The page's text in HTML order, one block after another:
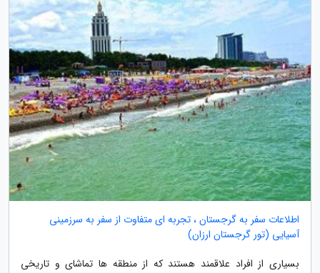
اطلاعات سفر به گرجستان ، تجربه ای متفاوت از سفر به سرزمینی
آسیایی (تور گرجستان ارزان)
بسیاری از افراد علاقمند هستند که از منطقه ها تماشای و تاریخی